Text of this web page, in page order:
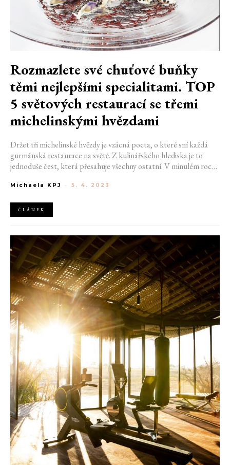
Rozmazlete své chuťové buňky
těmi nejlepšími specialitami. TOP
5 světových restaurací se třemi
michelinskými hvězdami
Držet tři michelinské hvězdy je vzácná pocta, o které sní každá
gurmánská restaurace na světě. Z kulinářského hlediska je to
jednoduše čest, která přesahuje všechny ostatní. V minulém roce
137 restaurací se třemi hvězdami. Ať už jste zvědaví na nejmódnější
těch nejlepších fanatiků do jídla, níže najdete pět nejlepších
michelinských restaurací po celém světě.
Michaela KPJ - 5. 4. 2023
ČLÁNEK